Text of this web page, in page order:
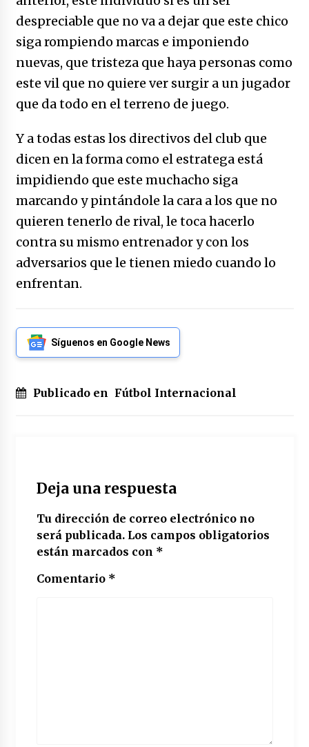
despreciable que no va a dejar que este chico
siga rompiendo marcas e imponiendo
nuevas, que tristeza que haya personas como
este vil que no quiere ver surgir a un jugador
que da todo en el terreno de juego.
Y a todas estas los directivos del club que
dicen en la forma como el estratega está
impidiendo que este muchacho siga
marcando y pintándole la cara a los que no
quieren tenerlo de rival, le toca hacerlo
contra su mismo entrenador y con los
adversarios que le tienen miedo cuando lo
enfrentan.
Síguenos en Google News
Publicado en Fútbol Internacional
Deja una respuesta
Tu dirección de correo electrónico no
será publicada. Los campos obligatorios
están marcados con *
Comentario *